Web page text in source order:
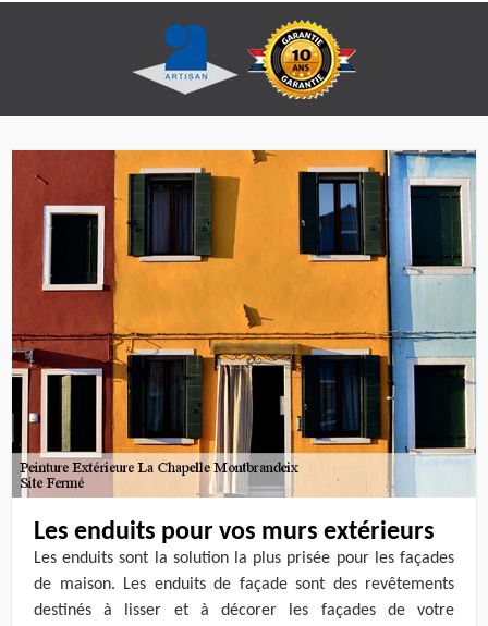
Les enduits pour vos murs extérieurs
Les enduits sont la solution la plus prisée pour les façades
de maison. Les enduits de façade sont des revêtements
destinés à lisser et à décorer les façades de votre